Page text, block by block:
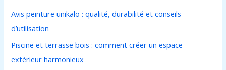
c
h
e
r
Avis peinture unikalo : qualité, durabilité et conseils
d’utilisation
Piscine et terrasse bois : comment créer un espace
extérieur harmonieux